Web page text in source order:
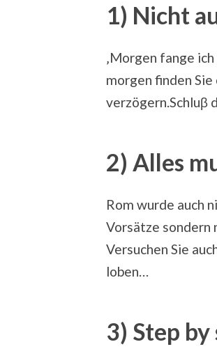
1) Nicht
‚Morgen fange
morgen finden
verzögern.Schluβ
2) Alles
Rom wurde auch
Vorsätze sondern
Versuchen Sie
loben…
3) Step by